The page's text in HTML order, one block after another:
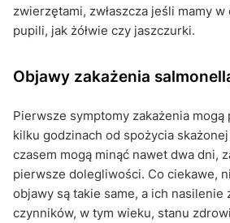
zwierzętami, zwłaszcza jeśli mamy
pupili, jak żółwie czy jaszczurki.
Objawy zakażenia
Pierwsze symptomy zakażenia
kilku godzinach od spożycia
czasem mogą minąć nawet dwa dni,
pierwsze dolegliwości. Co ciekawe,
objawy są takie same, a ich nasilenie
czynników, w tym wieku, stanu